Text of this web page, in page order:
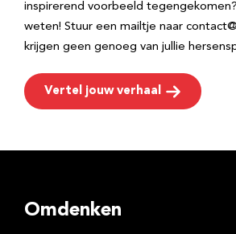
inspirerend voorbeeld
weten! Stuur een mailtje naar
krijgen geen genoeg van jullie
Vertel jouw verhaal
Omdenken